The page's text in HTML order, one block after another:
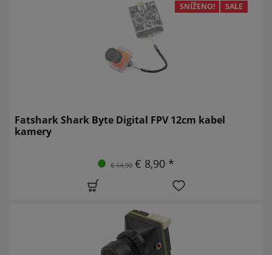
SNÍŽENO! SALE
Fatshark Shark Byte Digital FPV 12cm kabel
kamery
€ 14,90 € 8,90 *